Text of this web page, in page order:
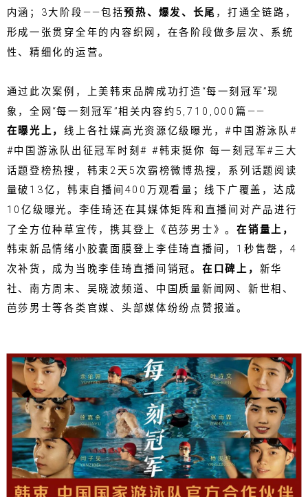
内涵；3大阶段——包括预热、爆发、长尾 ，打通全链路，
形成一张贯穿全年的内容织网，在各阶段做多层次、系统
性、精细化的运营。
通过此次案例，上美韩束品牌成功打造“每一刻冠军”现
象，全网“每一刻冠军”相关内容约5,710,000篇——
在曝光上，线上各社媒高光资源亿级曝光，#中国游泳队#
#中国游泳队出征冠军时刻# #韩束挺你 每一刻冠军#三大
话题登榜热搜，韩束2天5次霸榜微博热搜，系列话题阅读
量破13亿，韩束自播间400万观看量；线下广覆盖，达成
10亿级曝光。李佳琦还在其媒体矩阵和直播间对产品进行
了全方位种草宣传，携其登上《芭莎男士》。在销量上，
韩束新品情绪小胶囊面膜登上李佳琦直播间，1秒售罄，4
次补货，成为当晚李佳琦直播间销冠。 在口碑上， 新华
社、南方周末、吴晓波频道、中国质量新闻网、新世相、
芭莎男士等各类官媒、头部媒体纷纷点赞报道。